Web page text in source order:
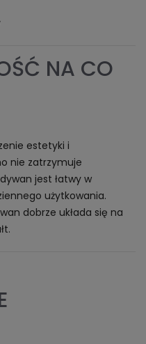
NA CO
estetyki i
nie zatrzymuje
jest łatwy w
użytkowania.
dobrze układa się na